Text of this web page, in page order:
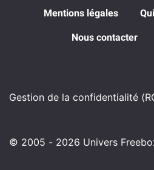
Mentions légales
Nous contacter
Gestion de la confidentialité
© 2005 - 2026 Univers